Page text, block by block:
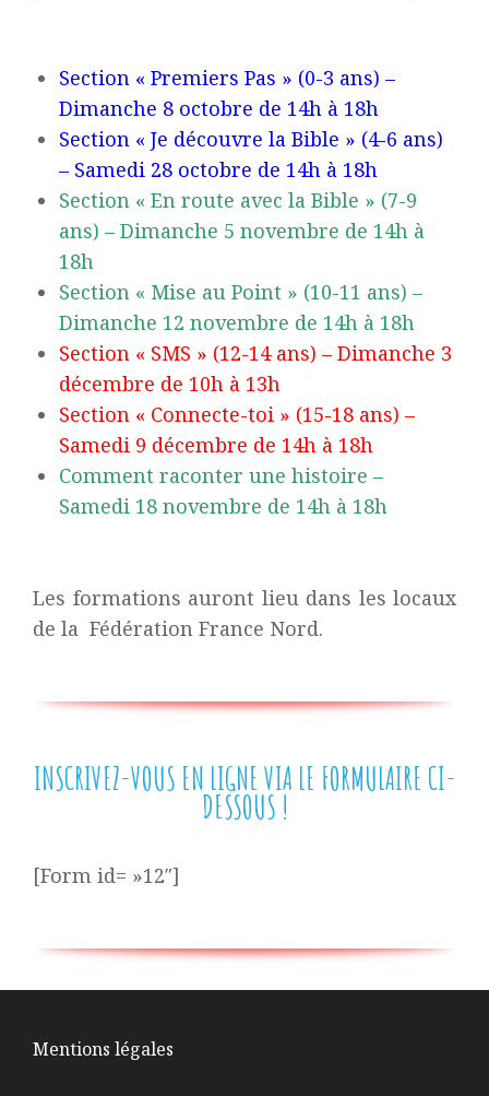
Section « Premiers Pas » (0-3 ans) –
Dimanche 8 octobre de 14h à 18h
Section « Je découvre la Bible » (4-6 ans)
– Samedi 28 octobre de 14h à 18h
Section « En route avec la Bible » (7-9
ans) – Dimanche 5 novembre de 14h à
18h
Section « Mise au Point » (10-11 ans) –
Dimanche 12 novembre de 14h à 18h
Section « SMS » (12-14 ans) – Dimanche 3
décembre de 10h à 13h
Section « Connecte-toi » (15-18 ans) –
Samedi 9 décembre de 14h à 18h
Comment raconter une histoire –
Samedi 18 novembre de 14h à 18h
Les formations auront lieu dans les locaux
de la Fédération France Nord.
INSCRIVEZ-VOUS EN LIGNE VIA LE FORMULAIRE CI-
DESSOUS !
[Form id= »12″]
Mentions légales